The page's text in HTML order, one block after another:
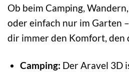
Ob beim Camping,
oder einfach nur im Garten
dir immer den Komfort, den
Camping: Der Aravel 3D